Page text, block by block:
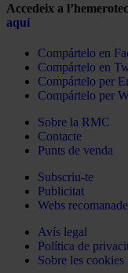
Accedeix a
aquí
Compártelo en
Compártelo en
Compártelo per
Compártelo per
Sobre la RMC
Contacte
Punts de venda
Subscriu-te
Publicitat
Webs
Avís legal
Política de
Sobre les cookies